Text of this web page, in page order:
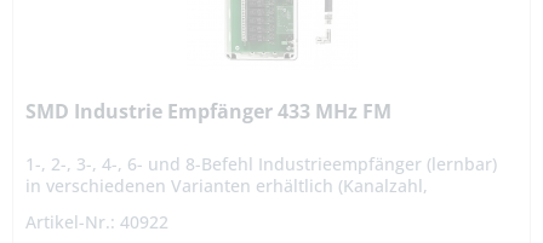
SMD Industrie Empfänger 433 MHz FM
1-, 2-, 3-, 4-, 6- und 8-Befehl Industrieempfänger (lernbar)
in verschiedenen Varianten erhältlich (Kanalzahl,
einem...
Artikel-Nr.: 40922